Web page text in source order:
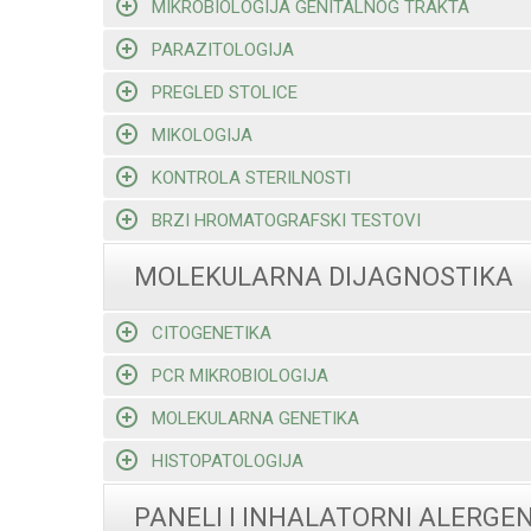
MIKROBIOLOGIJA GENITALNOG TRAKTA
PARAZITOLOGIJA
PREGLED STOLICE
MIKOLOGIJA
KONTROLA STERILNOSTI
BRZI HROMATOGRAFSKI TESTOVI
MOLEKULARNA DIJAGNOSTIKA
CITOGENETIKA
PCR MIKROBIOLOGIJA
MOLEKULARNA GENETIKA
HISTOPATOLOGIJA
PANELI I INHALATORNI